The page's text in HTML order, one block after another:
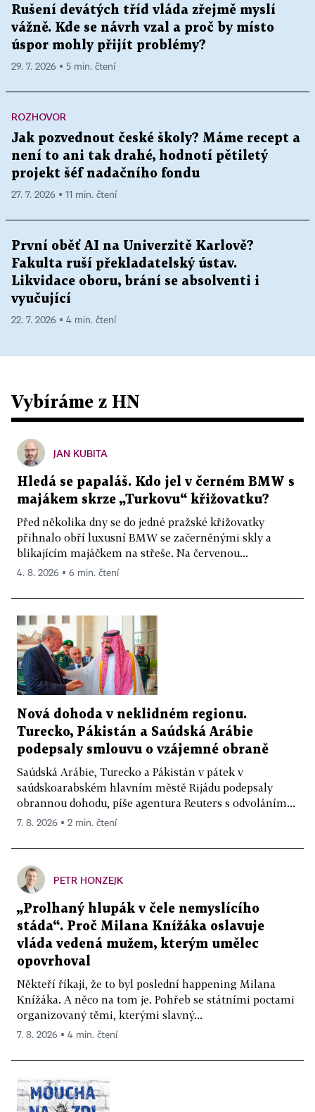
Rušení devátých tříd vláda zřejmě myslí
vážně. Kde se návrh vzal a proč by místo
úspor mohly přijít problémy?
29. 7. 2026 ▪ 5 min. čtení
ROZHOVOR
Jak pozvednout české školy? Máme recept a
není to ani tak drahé, hodnotí pětiletý
projekt šéf nadačního fondu
27. 7. 2026 ▪ 11 min. čtení
První oběť AI na Univerzitě Karlově?
Fakulta ruší překladatelský ústav.
Likvidace oboru, brání se absolventi i
vyučující
22. 7. 2026 ▪ 4 min. čtení
Vybíráme z HN
JAN KUBITA
Hledá se papaláš. Kdo jel v černém BMW s
majákem skrze „Turkovu“ křižovatku?
Před několika dny se do jedné pražské křižovatky
přihnalo obří luxusní BMW se začerněnými skly a
blikajícím majáčkem na střeše. Na červenou...
4. 8. 2026 ▪ 6 min. čtení
Nová dohoda v neklidném regionu.
Turecko, Pákistán a Saúdská Arábie
podepsaly smlouvu o vzájemné obraně
Saúdská Arábie, Turecko a Pákistán v pátek v
saúdskoarabském hlavním městě Rijádu podepsaly
obrannou dohodu, píše agentura Reuters s odvoláním...
7. 8. 2026 ▪ 2 min. čtení
PETR HONZEJK
„Prolhaný hlupák v čele nemyslícího
stáda“. Proč Milana Knížáka oslavuje
vláda vedená mužem, kterým umělec
opovrhoval
Někteří říkají, že to byl poslední happening Milana
Knížáka. A něco na tom je. Pohřeb se státními poctami
organizovaný těmi, kterými slavný...
7. 8. 2026 ▪ 4 min. čtení